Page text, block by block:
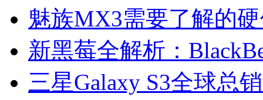
魅族MX3需要了解的
新黑莓全解析：
三星Galaxy S3全球总